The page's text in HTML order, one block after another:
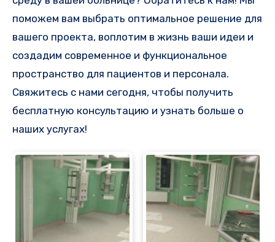
поможем вам выбрать оптимальное решение для
вашего проекта, воплотим в жизнь ваши идеи и
создадим современное и функциональное
пространство для пациентов и персонала.
Свяжитесь с нами сегодня, чтобы получить
бесплатную консультацию и узнать больше о
наших услугах!